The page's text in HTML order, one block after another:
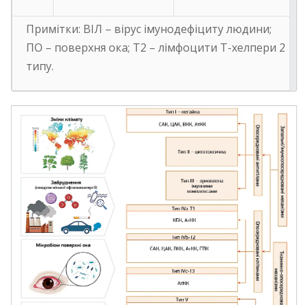
Примітки: ВІЛ – вірус імунодефіциту людини;
ПО – поверхня ока; T2 – лімфоцити Т-хелпери 2
типу.